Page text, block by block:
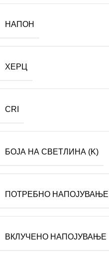
НАПОН
ХЕРЦ
CRI
БОЈА НА СВЕТЛИНА (K)
ПОТРЕБНО НАПОЈУВАЊЕ
ВКЛУЧЕНО НАПОЈУВАЊЕ